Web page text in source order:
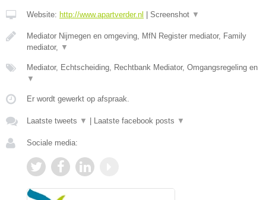
Website: http://www.apartverder.nl | Screenshot ▼
Mediator Nijmegen en omgeving, MfN Register mediator, Family
mediator,
▼
Mediator, Echtscheiding, Rechtbank Mediator, Omgangsregeling en
▼
Er wordt gewerkt op afspraak.
Laatste tweets ▼ | Laatste facebook posts ▼
Sociale media: